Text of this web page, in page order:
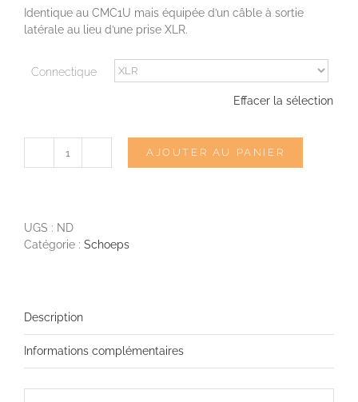
Identique au CMC1U mais équipée d’un câble à sortie
latérale au lieu d’une prise XLR.
Connectique
Effacer la sélection
quantité
AJOUTER AU PANIER
UGS : ND
Catégorie : Schoeps
Description
Informations complémentaires